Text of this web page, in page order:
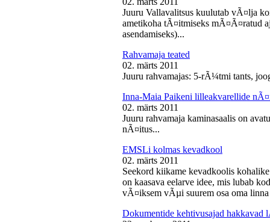
Juuru Vallavalitsus kuulutab vÃ¤lja
ametikoha tÃ¤itmiseks mÃ¤Ã¤ratud
asendamiseks)...
Rahvamaja teated
02. märts 2011
Juuru rahvamajas: 5-rÃ¼tmi tants,
Inna-Maia Paikeni lilleakvarellide
02. märts 2011
Juuru rahvamaja kaminasaalis on
nÃ¤itus...
EMSLi kolmas kevadkool
02. märts 2011
Seekord kiikame kevadkoolis
on kaasava eelarve idee, mis lubab
vÃ¤iksem vÃµi suurem osa oma
Dokumentide kehtivusajad hakkavad